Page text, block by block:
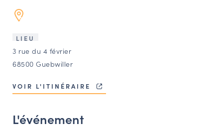
Annuaire
Ressources
BOURSE D’ÉCHANGE
CARTES DES NAUDIN
LIEU
3 rue du 4 février
68500 Guebwiller
VOIR L'ITINÉRAIRE
L'événement